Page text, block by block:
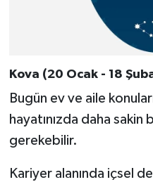
Kova (20 Ocak - 18
Bugün ev ve aile
hayatınızda daha sakin
gerekebilir.
Kariyer alanında içsel